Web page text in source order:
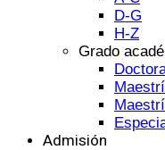
D-G
H-Z
Grado
Admisión